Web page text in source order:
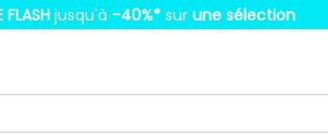
FLASHjusqu'à -40%* sur une sélection